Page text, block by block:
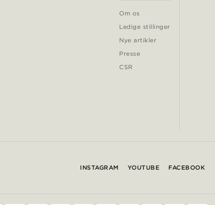
Om os
Ledige stillinger
Nye artikler
Presse
CSR
INSTAGRAM YOUTUBE FACEBOOK